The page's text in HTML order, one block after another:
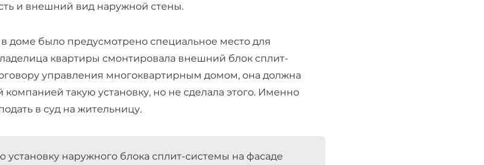
и внешний вид наружной стены.
доме было предусмотрено специальное место для
квартиры смонтировала внешний блок сплит-
управления многоквартирным домом, она должна
компанией такую установку, но не сделала этого. Именно
в суд на жительницу.
наружного блока сплит-системы на фасаде